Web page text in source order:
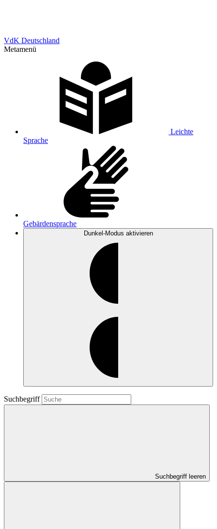
VdK Deutschland
Metamenü
Leichte
Sprache
Gebärdensprache
Dunkel-Modus aktivieren
Suchbegriff
Suchbegriff leeren